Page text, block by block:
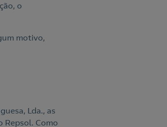
o
motivo,
Lda., as
Repsol. Como